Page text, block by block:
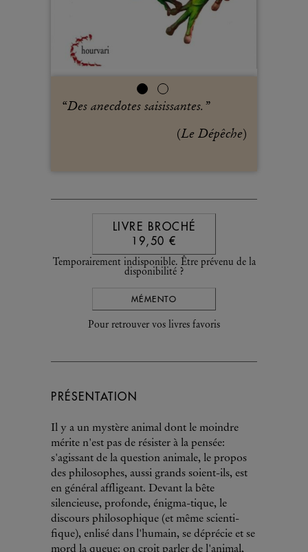
“Des anecdotes saisissantes. ”
(Le Dépêche)
LIVRE BROCHÉ
19,50 €
Temporairement indisponible. Être prévenu de la
disponibilité ?
MÉMENTO
Pour retrouver vos livres favoris
PRÉSENTATION
Il y a un mystère animal dont le moindre
mérite n'est pas de résister à la pensée:
s'agissant de la question animale, le propos
des philosophes, aussi grands soient-ils, est
en général affligeant. Devant la bête
silencieuse, profonde, énigma-tique, le
discours philosophique (et même scienti-
fique), enlisé dans l'humain, se déprécie et se
mord la queue: on croit parler de l'animal,